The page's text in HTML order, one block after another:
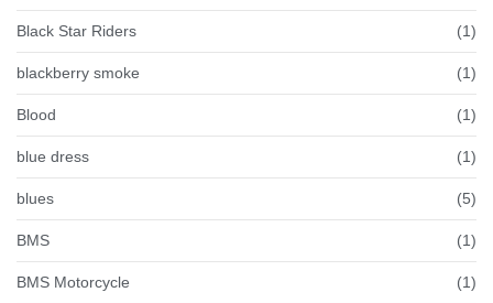
Black Star Riders (1)
blackberry smoke (1)
Blood (1)
blue dress (1)
blues (5)
BMS (1)
BMS Motorcycle (1)